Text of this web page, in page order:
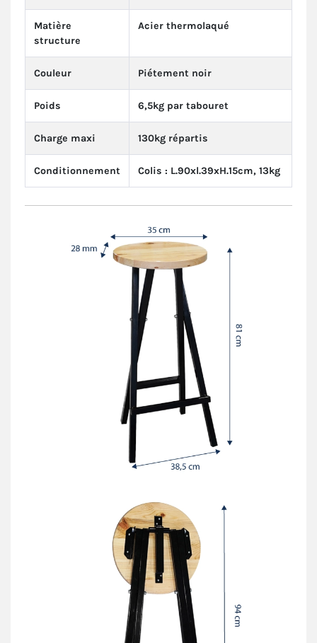
Matière
structure
Acier thermolaqué
Couleur Piétement noir
Poids 6,5kg par tabouret
Charge maxi 130kg répartis
Conditionnement Colis : L.90xl.39xH.15cm, 13kg